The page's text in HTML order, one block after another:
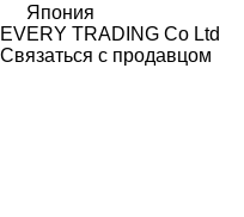
Япония
EVERY TRADING Co Ltd
Связаться с продавцом